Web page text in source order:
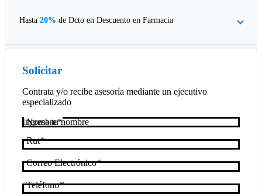
Hasta 20% de Dcto en Descuento en Farmacia
Solicitar
Contrata y/o recibe asesoría mediante un ejecutivo
especializado
Nombre
Rut
Correo Electrónico
Teléfono